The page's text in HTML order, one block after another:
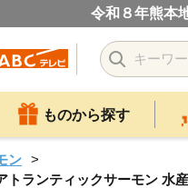
令和８年熊本
ものから探す
ン
ランティックサーモン